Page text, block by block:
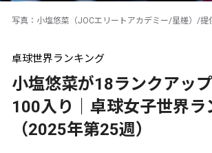
写真：小塩悠菜（JOCエリートアカデミー/星槎）/提
卓球世界ランキング
小塩悠菜が18ランクアッ
100入り｜卓球女子世界ラ
（2025年第25週）